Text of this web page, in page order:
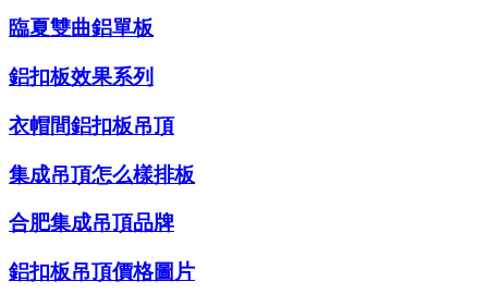
臨夏雙曲鋁單板
鋁扣板效果系列
衣帽間鋁扣板吊頂
集成吊頂怎么樣排板
合肥集成吊頂品牌
鋁扣板吊頂價格圖片